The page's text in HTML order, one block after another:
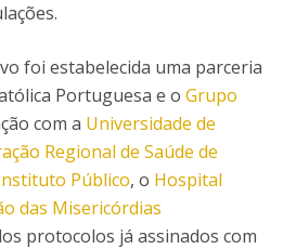
foi estabelecida uma parceria
Portuguesa e o Grupo
com a Universidade de
Regional de Saúde de
Público, o Hospital
das Misericórdias
protocolos já assinados com